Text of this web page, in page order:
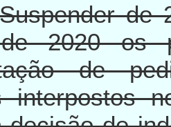
2020 os
de
interpostos